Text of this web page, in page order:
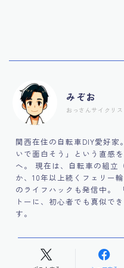
みぞお
おっさんサイクリス
関西在住の自転車DIY愛好
いで面白そう」という直感
へ。 現在は、自転車の組立
か、10年以上続くフェリー
のライフハックも発信中。
トーに、初心者でも真似で
す。